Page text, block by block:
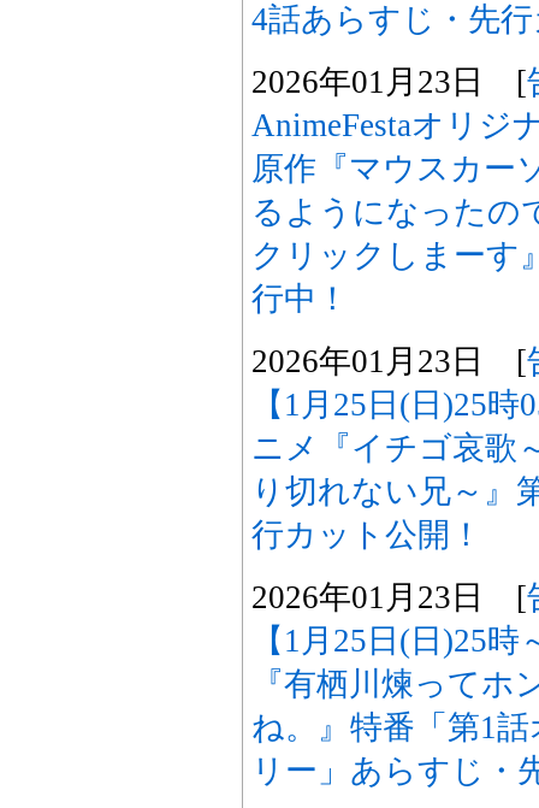
4話あらすじ・先
2026年01月23日 [
AnimeFestaオリジ
原作『マウスカー
るようになったの
クリックしまーす
行中！
2026年01月23日 [
【1月25日(日)25
ニメ『イチゴ哀歌
り切れない兄～
行カット公開！
2026年01月23日 [
【1月25日(日)25
『有栖川煉ってホ
ね。』特番「第1
リー」あらすじ・